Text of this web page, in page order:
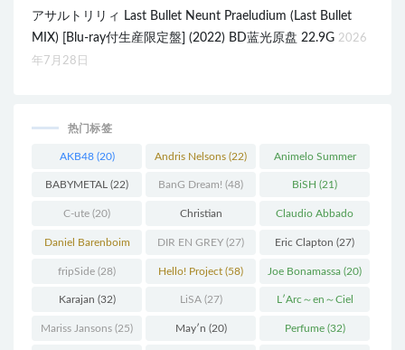
アサルトリリィ Last Bullet Neunt Praeludium (Last Bullet
MIX) [Blu-ray付生産限定盤] (2022) BD蓝光原盘 22.9G 2026
年7月28日
热门标签
AKB48(20) Andris Nelsons (22) Animelo Summer
Live(34)
BABYMETAL (22) BanG Dream! (48) BiSH (21)
C-ute (20) Christian
Thielemann(36)
Claudio Abbado
(25)
Daniel Barenboim
(37)
DIR EN GREY (27) Eric Clapton (27)
fripSide (28) Hello! Project (58) Joe Bonamassa (20)
Karajan (32) LiSA(27) L′Arc～en～Ciel
(41)
Mariss Jansons (25) May′n (20) Perfume(32)